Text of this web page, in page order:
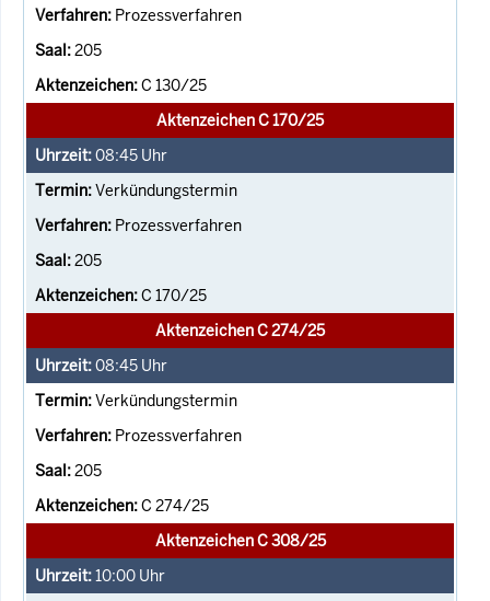
Prozessverfahren
205
C 130/25
Aktenzeichen C 170/25
08:45 Uhr
Verkündungstermin
Prozessverfahren
205
C 170/25
Aktenzeichen C 274/25
08:45 Uhr
Verkündungstermin
Prozessverfahren
205
C 274/25
Aktenzeichen C 308/25
10:00 Uhr